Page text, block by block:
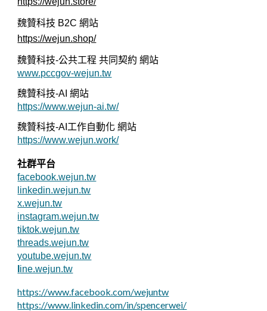
魏贊科技 B2C網站
https://wejun.shop/
魏贊科技-公共工程 共同契約 網站
www.pccgov-wejun.tw
魏贊科技-AI 網站
https://www.wejun-ai.tw/
魏贊科技-AI工作自動化 網站
https://www.wejun.work/
社群平台
facebook.wejun.tw
linkedin.wejun.tw
x.wejun.tw
instagram.wejun.tw
tiktok.wejun.tw
threads.wejun.tw
youtube.wejun.tw
ine.wejun.tw
https://www.facebook.com/wejuntw
https://www.linkedin.com/in/spencerwei/